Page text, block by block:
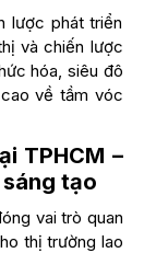
lược phát triển
và chiến lược
hóa, siêu đô
về tầm vóc
TPHCM –
tạo
vai trò quan
thị trường lao